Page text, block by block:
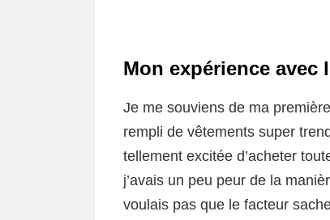
Mon expérience avec
Je me souviens de ma
rempli de vêtements super
tellement excitée d’acheter
j’avais un peu peur de la
voulais pas que le facteur